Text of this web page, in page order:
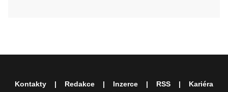
Kontakty Redakce Inzerce RSS Kariéra